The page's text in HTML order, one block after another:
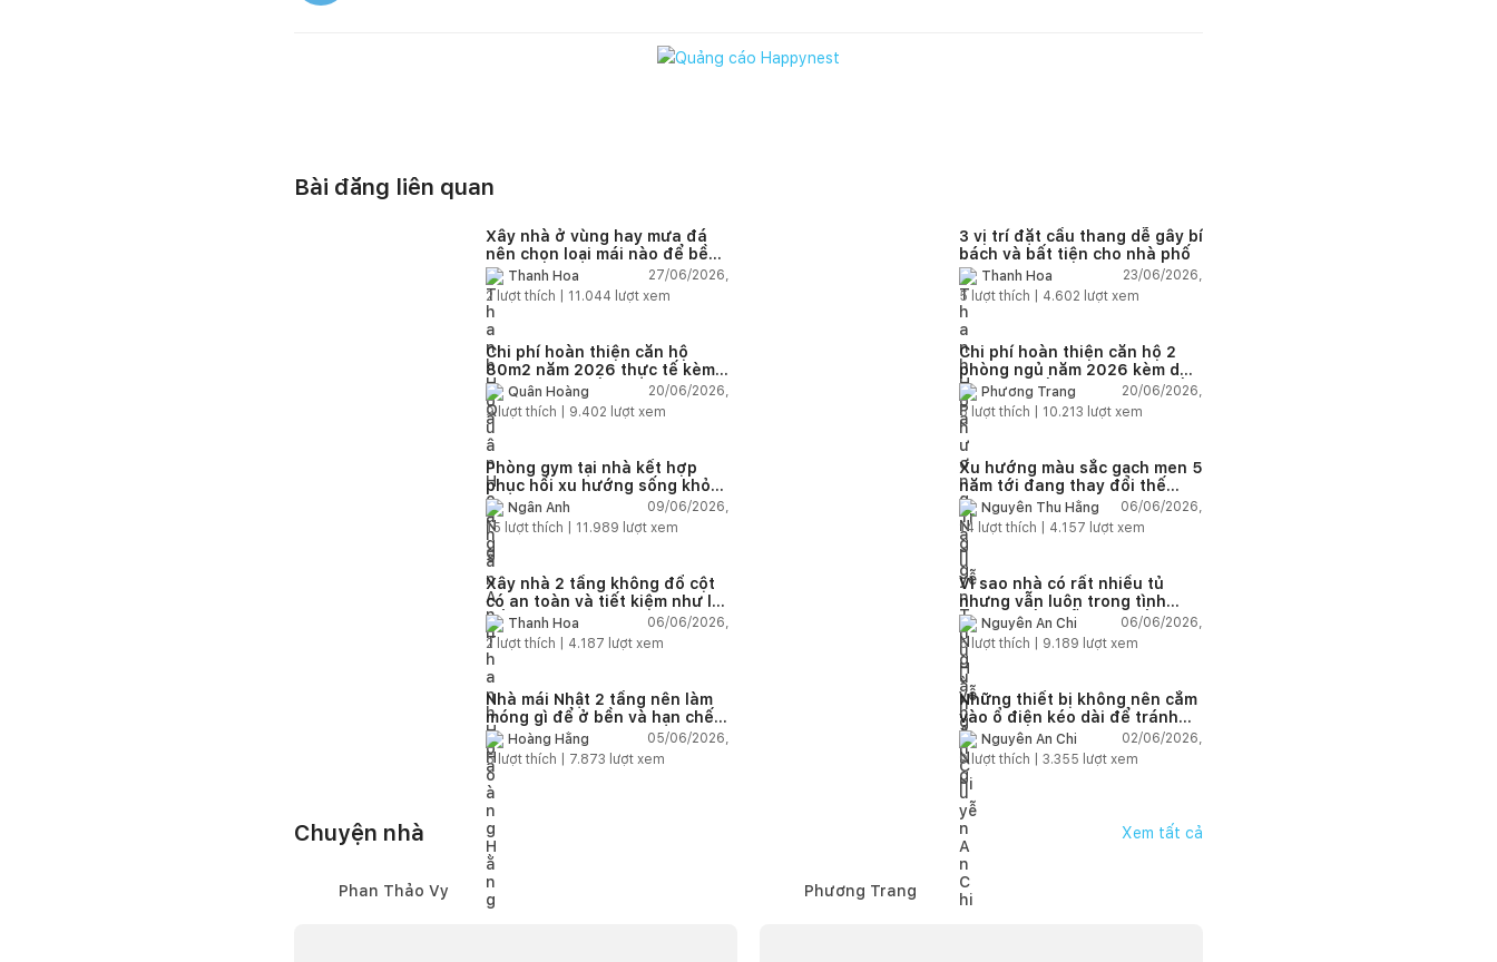
Bài đăng liên quan
Xây nhà ở vùng hay mưa đá
nên chọn loại mái nào để bền
và an toàn?
Thanh Hoa
27/06/2026,
2 lượt thích | 11.044 lượt xem
3 vị trí đặt cầu thang dễ gây bí
bách và bất tiện cho nhà phố
Thanh Hoa
23/06/2026,
5 lượt thích | 4.602 lượt xem
Chi phí hoàn thiện căn hộ
80m2 năm 2026 thực tế kèm
dự toán chi tiết từng hạng
mục
Quân Hoàng
20/06/2026,
9lượt thích | 9.402 lượt xem
Chi phí hoàn thiện căn hộ 2
phòng ngủ năm 2026 kèm dự
toán chi tiết và ví dụ thực tế
Phương Trang
20/06/2026,
5 lượt thích | 10.213 lượt xem
Phòng gym tại nhà kết hợp
phục hồi xu hướng sống khỏe
trong nhà hiện đại
Ngân Anh
09/06/2026,
15 lượt thích | 11.989 lượt xem
Xu hướng màu sắc gạch men 5
năm tới đang thay đổi thế
nào?Nguyễn Thu Hằng
06/06/2026,
14 lượt thích | 4.157 lượt xem
Xây nhà 2 tầng không đổ cột
có an toàn và tiết kiệm như lời
đồn?Thanh Hoa
06/06/2026,
2 lượt thích | 4.187 lượt xem
Vì sao nhà có rất nhiều tủ
nhưng vẫn luôn trong tình
trạng thiếu chỗ chứa đồ?
Nguyễn An Chi
06/06/2026,
5lượt thích | 9.189 lượt xem
Nhà mái Nhật 2 tầng nên làm
móng gì để ở bền và hạn chế
nứt lún?
Hoàng Hằng
05/06/2026,
5lượt thích | 7.873 lượt xem
Những thiết bị không nên cắm
vào ổ điện kéo dài để tránh
quá tải và chập cháy trong
nhà
Nguyễn An Chi
02/06/2026,
9lượt thích | 3.355 lượt xem
Chuyện nhà Xem tất cả
Phan Thảo Vy Phương Trang